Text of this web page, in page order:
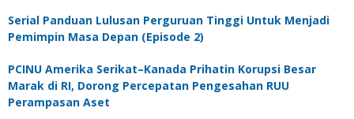
Serial Panduan Lulusan Perguruan Tinggi Untuk Menjadi
Pemimpin Masa Depan (Episode 2)
PCINU Amerika Serikat–Kanada Prihatin Korupsi Besar
Marak di RI, Dorong Percepatan Pengesahan RUU
Perampasan Aset